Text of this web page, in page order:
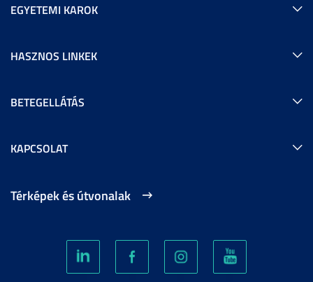
EGYETEMI KAROK
HASZNOS LINKEK
BETEGELLÁTÁS
KAPCSOLAT
Térképek és útvonalak